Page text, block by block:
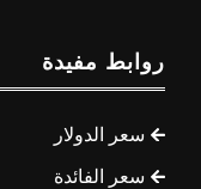
روابط مفيدة
سعر الدولار
سعر الفائدة